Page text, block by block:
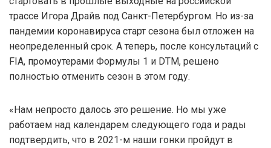
трассе Игора Драйв под Санкт-Петербургом. Но из-за
пандемии коронавируса старт сезона был отложен на
неопределенный срок. А теперь, после консультаций с
FIA, промоутерами Формулы 1 и DTM, решено
полностью отменить сезон в этом году.
«Нам непросто далось это решение. Но мы уже
работаем над календарем следующего года и рады
подтвердить, что в 2021-м наши гонки пройдут в